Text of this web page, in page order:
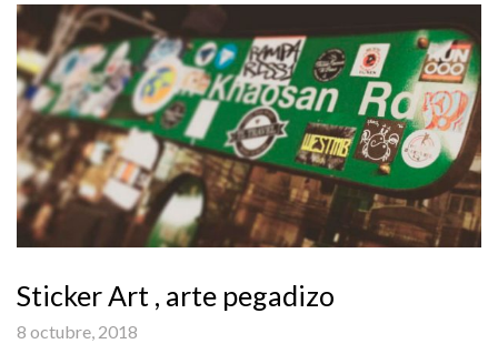
Sticker Art , arte pegadizo
8 octubre, 2018